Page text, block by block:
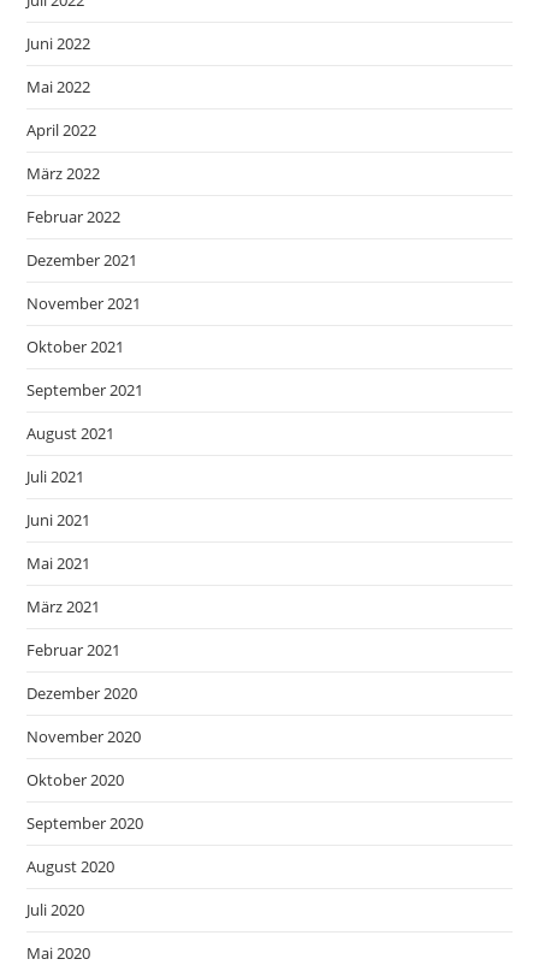
Juni 2022
Mai 2022
April 2022
März 2022
Februar 2022
Dezember 2021
November 2021
Oktober 2021
September 2021
August 2021
Juli 2021
Juni 2021
Mai 2021
März 2021
Februar 2021
Dezember 2020
November 2020
Oktober 2020
September 2020
August 2020
Juli 2020
Mai 2020